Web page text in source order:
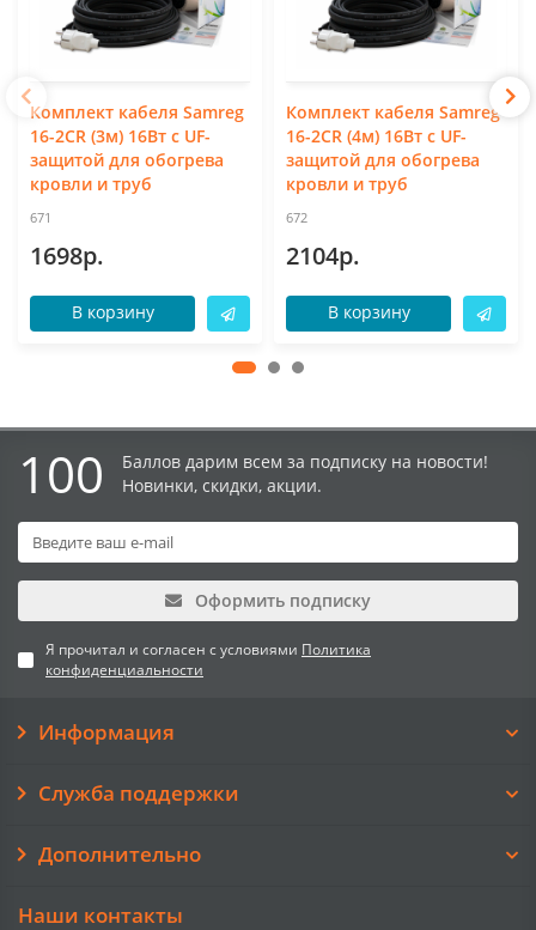
Комплект кабеля Samreg
16-2CR (3м) 16Вт с UF-
защитой для обогрева
кровли и труб
671
1698р.
В корзину
Комплект кабеля Samreg
16-2CR (4м) 16Вт с UF-
защитой для обогрева
кровли и труб
672
2104р.
В корзину
100
Баллов дарим всем за подписку на новости!
Новинки, скидки, акции.
Оформить подписку
Я прочитал и согласен с условиями Политика
конфиденциальности
Информация
Служба поддержки
Дополнительно
Наши контакты